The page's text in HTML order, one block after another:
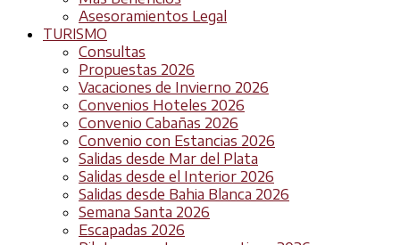
Asesoramientos Legal
TURISMO
Consultas
Propuestas 2026
Vacaciones de Invierno 2026
Convenios Hoteles 2026
Convenio Cabañas 2026
Convenio con Estancias 2026
Salidas desde Mar del Plata
Salidas desde el Interior 2026
Salidas desde Bahia Blanca 2026
Semana Santa 2026
Escapadas 2026